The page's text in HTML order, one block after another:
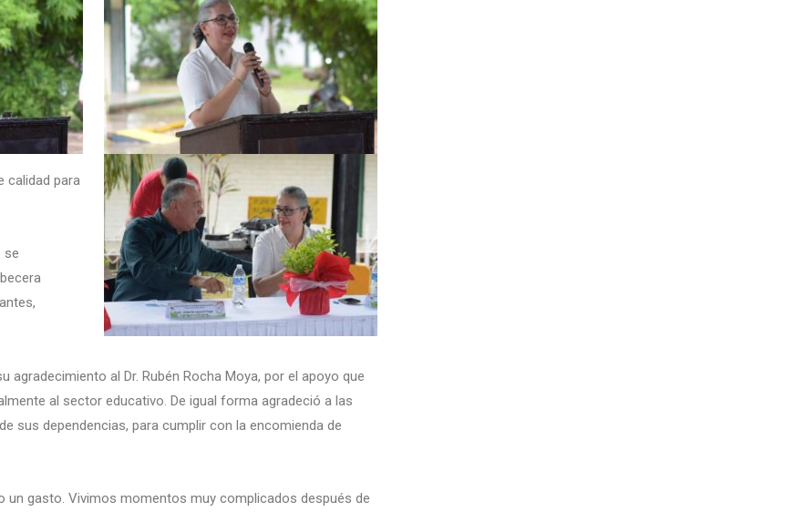
calidad para
se
al Dr. Rubén Rocha Moya, por el apoyo que
al sector educativo. De igual forma agradeció a las
sus dependencias, para cumplir con la encomienda de
un gasto. Vivimos momentos muy complicados después de